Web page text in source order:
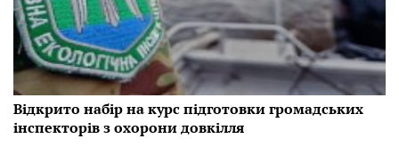
Відкрито набір на курс підготовки громадських
інспекторів з охорони довкілля